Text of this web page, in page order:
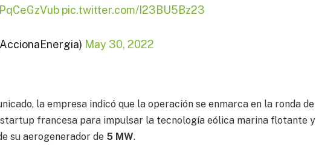
pic.twitter.com/I23BU5Bz23
May 30, 2022
la empresa indicó que la operación se enmarca en la ronda de
francesa para impulsar la tecnología eólica marina flotante y
su aerogenerador de 5 MW.